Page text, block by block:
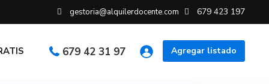
gestoria@alquilerdocente.com 679 423 197
Agregar listado
679 42 31 97